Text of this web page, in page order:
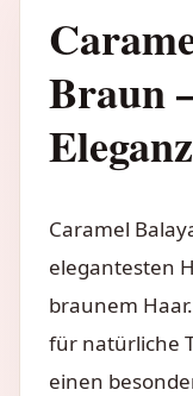
Braun
Caramel
elegantesten
braunem
für natürliche
einen